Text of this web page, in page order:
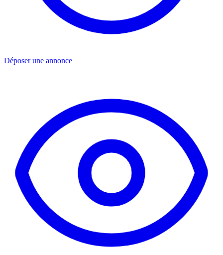
Déposer une annonce